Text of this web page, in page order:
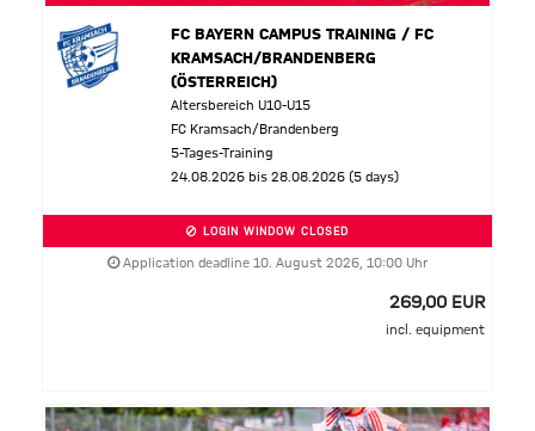
FC BAYERN CAMPUS TRAINING / FC
KRAMSACH/BRANDENBERG
(ÖSTERREICH)
Altersbereich U10-U15
FC Kramsach/Brandenberg
5-Tages-Training
24.08.2026 bis 28.08.2026 (5 days)
LOGIN WINDOW CLOSED
Application deadline 10. August 2026, 10:00 Uhr
269,00 EUR
incl. equipment